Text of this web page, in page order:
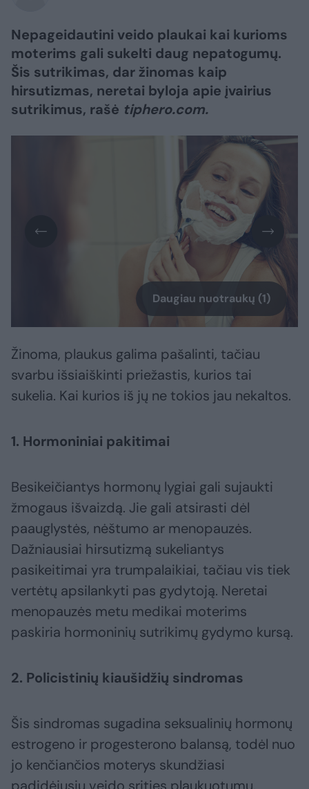
Nepageidautini veido plaukai kai kurioms
moterims gali sukelti daug nepatogumų.
Šis sutrikimas, dar žinomas kaip
hirsutizmas, neretai byloja apie įvairius
sutrikimus, rašė tiphero.com.
Daugiau nuotraukų (1)
Žinoma, plaukus galima pašalinti, tačiau
svarbu išsiaiškinti priežastis, kurios tai
sukelia. Kai kurios iš jų ne tokios jau nekaltos.
1. Hormoniniai pakitimai
Besikeičiantys hormonų lygiai gali sujaukti
žmogaus išvaizdą. Jie gali atsirasti dėl
paauglystės, nėštumo ar menopauzės.
Dažniausiai hirsutizmą sukeliantys
pasikeitimai yra trumpalaikiai, tačiau vis tiek
vertėtų apsilankyti pas gydytoją. Neretai
menopauzės metu medikai moterims
paskiria hormoninių sutrikimų gydymo kursą.
2. Policistinių kiaušidžių sindromas
Šis sindromas sugadina seksualinių hormonų
estrogeno ir progesterono balansą, todėl nuo
jo kenčiančios moterys skundžiasi